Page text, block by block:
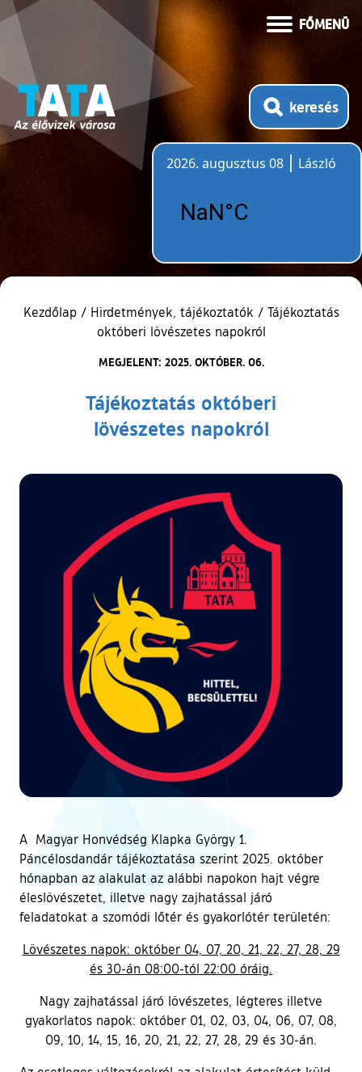
FŐMENÜ
keresés
2026. augusztus 08
László
Kezdőlap / Hirdetmények, tájékoztatók / Tájékoztatás
októberi lövészetes napokról
MEGJELENT: 2025. OKTÓBER. 06.
Tájékoztatás októberi
lövészetes napokról
A Magyar Honvédség Klapka György 1.
Páncélosdandár tájékoztatása szerint 2025. október
hónapban az alakulat az alábbi napokon hajt végre
éleslövészetet, illetve nagy zajhatással járó
feladatokat a szomódi lőtér és gyakorlótér területén:
Lövészetes napok: október 04, 07, 20, 21, 22, 27, 28, 29
és 30-án 08:00-tól 22:00 óráig.
Nagy zajhatással járó lövészetes, légteres illetve
gyakorlatos napok: október 01, 02, 03, 04, 06, 07, 08,
09, 10, 14, 15, 16, 20, 21, 22, 27, 28, 29 és 30-án.